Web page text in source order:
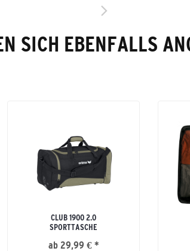
SICH EBENFALLS
CLUB 1900 2.0
SPORTTASCHE
ab 29,99 € *